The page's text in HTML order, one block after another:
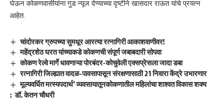
घेऊन कोकणवासीयांना गुड न्यूज देण्याच्या दृष्टीने खासदार राऊत यांचे प्रयत्न
आहेत.
चांदोरकर ग्रुपच्या सुमधूर आरत्या रत्नागिरी आकाशवाणीवर!
महेंद्रशेठ घरत यांच्याकडे कोकणची संपूर्ण जबाबदारी सोपवा
कोकण रेल्वे मार्गे धावणाऱ्या पोरबंदर-कोचुवेली एक्सप्रेसला जादा डबा
रत्नागिरी जिल्ह्यात वादळ-पावसापासून संरक्षणासाठी 21 निवारा केंद्रे उभारणार
मूल्यवर्धित मत्स्यपदार्थ’ व्यवसायातूनकोकणातील महिलांचा शाश्वत विकास शक्य
: डॉ. केतन चौधरी